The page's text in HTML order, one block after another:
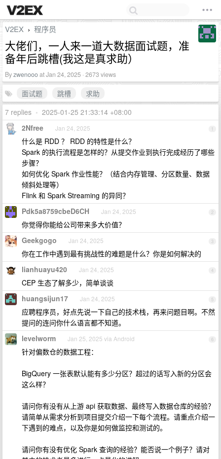
V2EX › 程序员
大佬们，一人来一道大数据面试题，准
备年后跳槽(我这是真求助）
Byzwenoooat Jan 24, 2025 · 2673 views
面试题 跳槽
求助
7 replies • 2025-01-25 21:33:14 +08:00
1
2Nfree Jan 24, 2025
什么是 RDD ？ RDD 的特性是什么？
Spark 的执行流程是怎样的？从提交作业到执行完成经历了哪些
步骤？
如何优化 Spark 作业性能？（结合内存管理、分区数量、数据
倾斜处理等）
Flink 和 Spark Streaming 的异同？
2
Pdk5a8759cbeD6CH Jan 24, 2025
你觉得你能给公司带来多大价值？
3
Geekgogo Jan 24, 2025
你在工作中遇到最有挑战性的难题是什么？你是如何解决的
4
lianhuayu420 Jan 24, 2025
CEP 生态了解多少，简单谈谈
5
huangsijun17 Jan 24, 2025
应聘程序员，好点先说一下自己的技术栈，再来问题目啊。不然
提问的连问你什么语言都不知道。
6
levelworm Jan 25, 2025 via Android
针对偏数仓的数据工程：
BigQuery 一张表默认能有多少分区？超过的话写入新的分区会
这么样？
请问你有没有从上游 api 获取数据、最终写入数据仓库的经验？
请简单从需求分析到项目提交介绍一下每个流程。请重点介绍一
下遇到的难点，以及你是如何做监控和测试的。
请问你有没有优化 Spark 查询的经验？能否说一个例子？请对